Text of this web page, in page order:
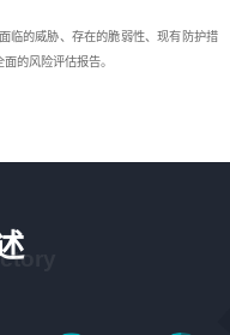
临的威胁、存在的脆弱性、现有防护措
的风险评估报告。